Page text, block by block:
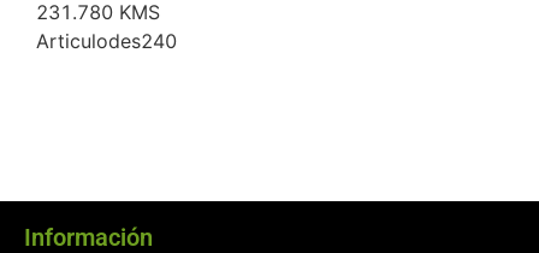
231.780 KMS
Articulodes240
Información